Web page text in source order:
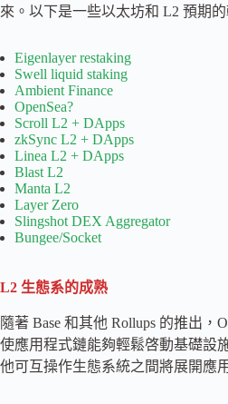
來。以下是一些以太坊和 L2 預期的
Eigenlayer restaking
Swell liquid staking
Ambient Finance
OpenSea?
Scroll L2 + DApps
zkSync L2 + DApps
Linea L2 + DApps
Blast L2
Manta L2
Layer Zero
Slingshot DEX Aggregator
Bungee/Socket
L2 生態系的成熟
隨著 Base 和其他 Rollups 的推出，
使應用程式鏈能夠輕鬆啓動基礎設
他可互操作生態系統之間將展開應